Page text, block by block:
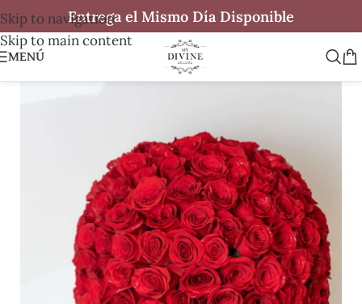
Skip to navigation
Skip to main content
Entrega el Mismo Día Disponible
MENÚ